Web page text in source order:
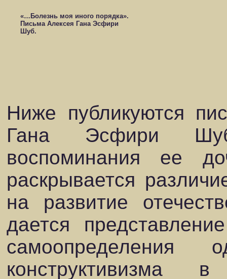
«…Болезнь моя иного порядка».
Письма Алексея Гана Эсфири
Шуб.
Ниже публикуются
Гана Эсфири
воспоминания ее
раскрывается
на развитие
дается
самоопределения
конструктивизма